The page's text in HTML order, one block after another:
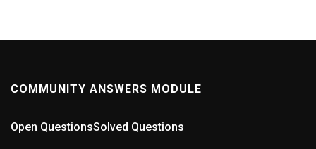
COMMUNITY ANSWERS MODULE
Open QuestionsSolved Questions